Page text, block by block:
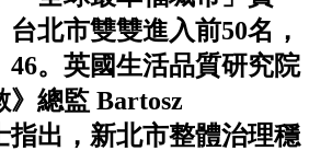
北市雙雙進入前50名，
46。英國生活品質研究院
》總監 Bartosz
指出，新北市整體治理穩